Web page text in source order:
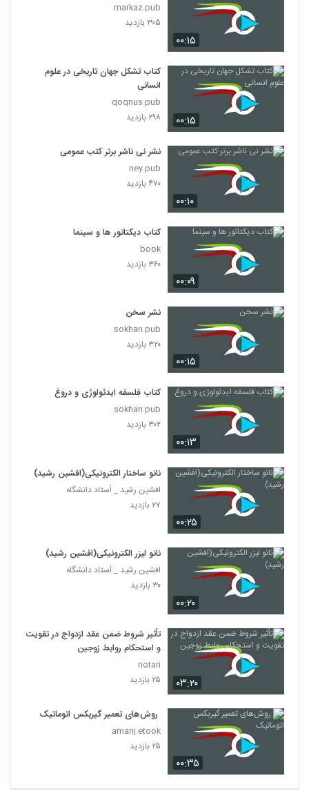
۰۰:۱۵
markaz.pub
۳۰۵ بازدید
۰۰:۱۵
کتاب تشکل جهان تاریخی در علوم
انسانی
qoqnus.pub
۲۹۸ بازدید
۰۰:۱۰
نشر نی ناشر برتر کتب عمومی
ney.pub
۴۷۰ بازدید
۰۰:۰۹
کتاب دیکتاتور ها و سینما
book
۳۶۰ بازدید
۰۰:۱۵
نشر سخن
sokhan.pub
۳۲۰ بازدید
۰۰:۱۳
کتاب فلسفه ایدئولوژی و دروغ
sokhan.pub
۳۰۲ بازدید
۰۰:۲۵
نانو ساختار الکترونیکی(افشین رشید)
افشین رشید _ اُستاد دانشگاه
۲۷ بازدید
۰۰:۲۰
نانو لیزر الکترونیکی(افشین رشید)
افشین رشید _ اُستاد دانشگاه
۳۰ بازدید
۰۳:۲۰
تأثیر شروط ضمن عقد ازدواج در تقویت
و استحکام روابط زوجین
notari
۲۵ بازدید
۰۰:۳۵
روش‌های تعمیر گیربکس اتوماتیک
amanj.etook
۲۵ بازدید